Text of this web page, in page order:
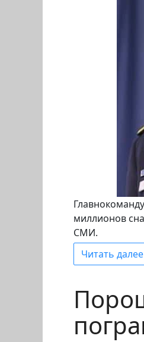
миллионов
СМИ.
Читать далее